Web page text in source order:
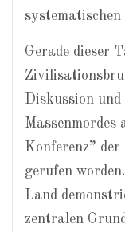
Gerade dieser
Diskussion und
Massenmordes
Konferenz”
gerufen
Land
zentralen